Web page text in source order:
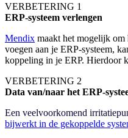
VERBETERING 1
ERP-systeem verlengen
Mendix maakt het mogelijk om
voegen aan je ERP-systeem,
koppeling in je ERP. Hierdoor
VERBETERING 2
Data van/naar het ERP-
Een veelvoorkomend
bijwerkt in de gekoppelde